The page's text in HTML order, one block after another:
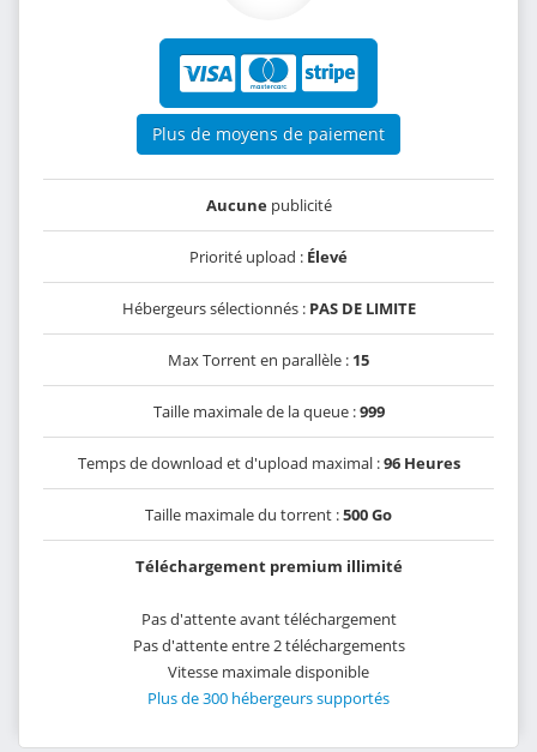
Plus de moyens de paiement
Aucunepublicité
Priorité upload : Élevé
Hébergeurs sélectionnés : PAS DE LIMITE
Max Torrent en parallèle : 15
Taille maximale de la queue :999
Temps de download et d'upload maximal :96 Heures
Taille maximale du torrent :500 Go
Téléchargement premium illimité
Pas d'attente avant téléchargement
Pas d'attente entre 2 téléchargements
Vitesse maximale disponible
Plus de 300 hébergeurs supportés